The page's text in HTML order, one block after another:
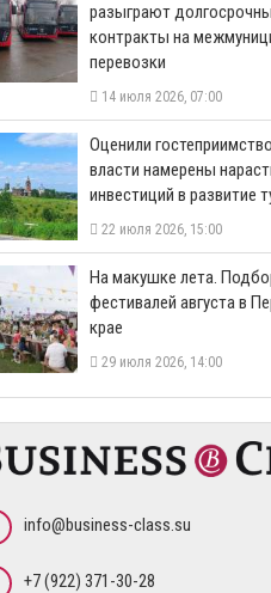
разыграют
контракты на
перевозки
14 июля 2026, 07:00
Оценили
власти намерены
инвестиций в развитие
22 июля 2026, 15:00
На макушке лета.
фестивалей августа в
крае
29 июля 2026, 14:00
info@business-class.su
+7 (922) 371-30-28